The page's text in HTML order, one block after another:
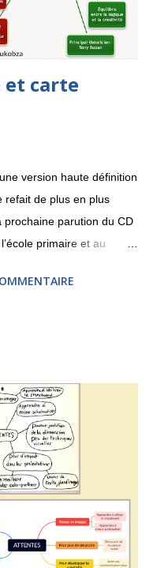
et carte
version haute définition
refait de plus en plus
parution du CD
primaire et au
et la carte
sur le devant de
et entrepreneur
comme nous
de nombreux points
Personnellement,
veux formaliser des
en ordre afin d'êt...